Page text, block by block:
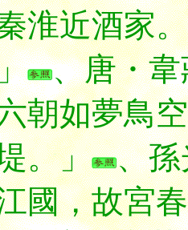
淮近酒家
、唐・
朝如夢鳥
。」
、
國，故宮